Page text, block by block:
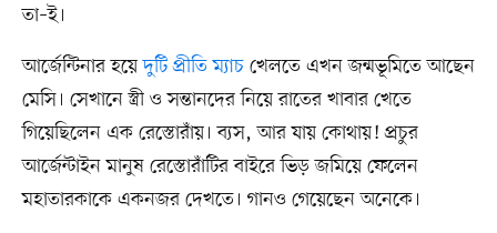
তা–ই।
আর্জেন্টিনার হয়েদুটি প্রীতি ম্যাচখেলতে এখন জন্মভূমিতে আছেন
মেসি। সেখানে স্ত্রী ও সন্তানদের নিয়ে রাতের খাবার খেতে
গিয়েছিলেন এক রেস্তোরাঁয়। ব্যস, আর যায় কোথায়! প্রচুর
আর্জেন্টাইন মানুষ রেস্তোরাঁটির বাইরে ভিড় জমিয়ে ফেলেন
মহাতারকাকে একনজর দেখতে। গানও গেয়েছেন অনেকে।